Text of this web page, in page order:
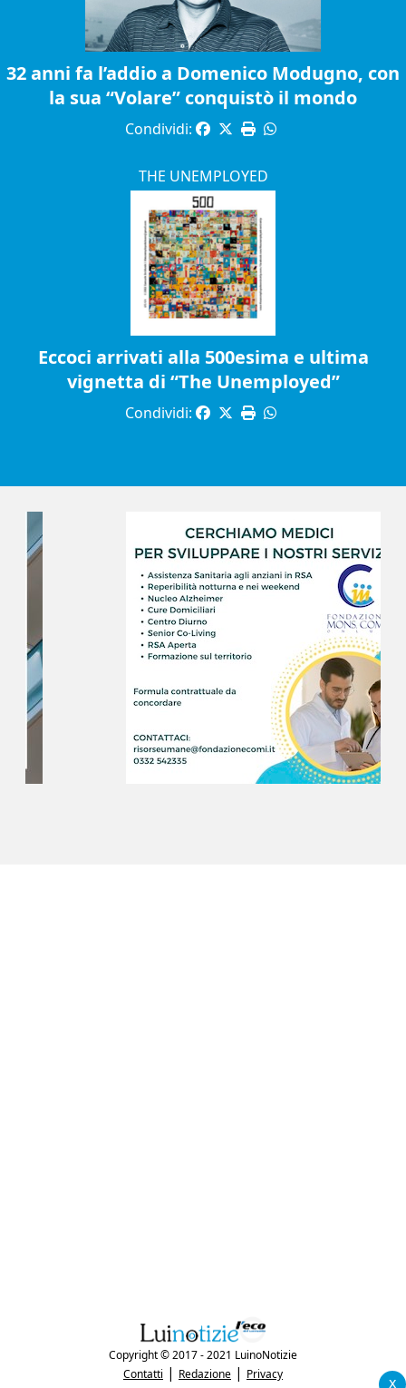
32 anni fa l’addio a Domenico Modugno, con
la sua “Volare” conquistò il mondo
Condividi:
THE UNEMPLOYED
Eccoci arrivati alla 500esima e ultima
vignetta di “The Unemployed”
Condividi:
x
Copyright © 2017 - 2021 LuinoNotizie
Contatti | Redazione | Privacy